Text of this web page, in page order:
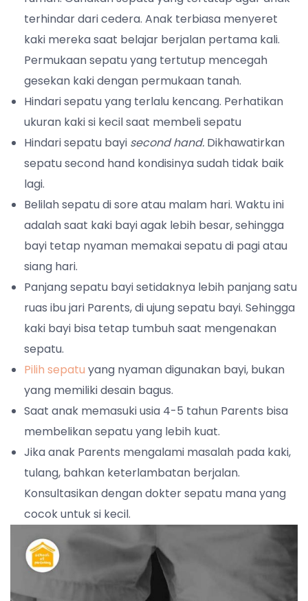
terhindar dari cedera. Anak terbiasa menyeret
kaki mereka saat belajar berjalan pertama kali.
Permukaan sepatu yang tertutup mencegah
gesekan kaki dengan permukaan tanah.
Hindari sepatu yang terlalu kencang. Perhatikan
ukuran kaki si kecil saat membeli sepatu
Hindari sepatu bayi second hand. Dikhawatirkan
sepatu second hand kondisinya sudah tidak baik
lagi.
Belilah sepatu di sore atau malam hari. Waktu ini
adalah saat kaki bayi agak lebih besar, sehingga
bayi tetap nyaman memakai sepatu di pagi atau
siang hari.
Panjang sepatu bayi setidaknya lebih panjang satu
ruas ibu jari Parents, di ujung sepatu bayi. Sehingga
kaki bayi bisa tetap tumbuh saat mengenakan
sepatu.
Pilih sepatu yang nyaman digunakan bayi, bukan
yang memiliki desain bagus.
Saat anak memasuki usia 4-5 tahun Parents bisa
membelikan sepatu yang lebih kuat.
Jika anak Parents mengalami masalah pada kaki,
tulang, bahkan keterlambatan berjalan.
Konsultasikan dengan dokter sepatu mana yang
cocok untuk si kecil.